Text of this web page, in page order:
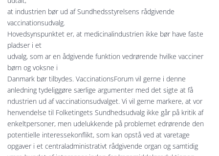
at industrien bør ud af Sundhedsstyrelsens rådgivende
vaccinationsudvalg.
Hovedsynspunktet er, at medicinalindustrien ikke bør have faste
pladser i et
udvalg, som ar en ådgivende funktion vedrørende hvilke vacciner
børn og voksne i
Danmark bør tilbydes. VaccinationsForum vil gerne i denne
anledning tydeliggøre særlige argumenter med det sigte at få
ndustrien ud af vaccinationsudvalget. Vi vil gerne markere, at vor
henvendelse til Folketingets Sundhedsudvalg ikke går på kritik af
enkeltpersoner, men udelukkende på problemet edrørende den
potentielle interessekonflikt, som kan opstå ved at varetage
opgaver i et centraladministrativt rådgivende organ og samtidig